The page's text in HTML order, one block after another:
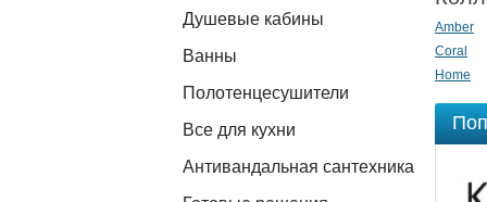
Душевые кабины
Ванны
Полотенцесушители
Все для кухни
Антивандальная сантехника
Amber
Coral
Home